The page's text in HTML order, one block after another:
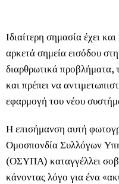
Ιδιαίτερη σημασία έχει
αρκετά σημεία εισόδου
διαρθρωτικά προβλήματα,
και πρέπει να
εφαρμογή του νέου
Η επισήμανση αυτή
Ομοσπονδία Συλλόγων
(ΟΣΥΠΑ) καταγγέλλει
κάνοντας λόγο για ένα